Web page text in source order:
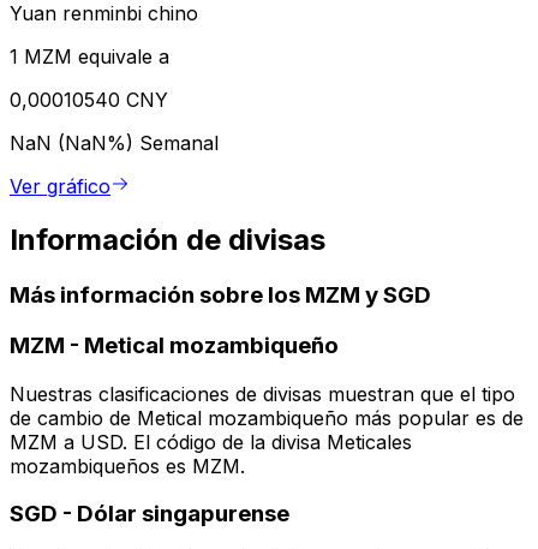
Yuan renminbi chino
1 MZM equivale a
0,00010540 CNY
NaN (NaN%) Semanal
Ver gráfico
Información de divisas
Más información sobre los MZM y SGD
MZM - Metical mozambiqueño
Nuestras clasificaciones de divisas muestran que el tipo
de cambio de Metical mozambiqueño más popular es de
MZM a USD. El código de la divisa Meticales
mozambiqueños es MZM.
SGD - Dólar singapurense